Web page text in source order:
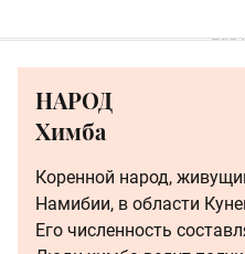
НАРОД
Химба
Коренной народ,
Намибии, в области
Его численность